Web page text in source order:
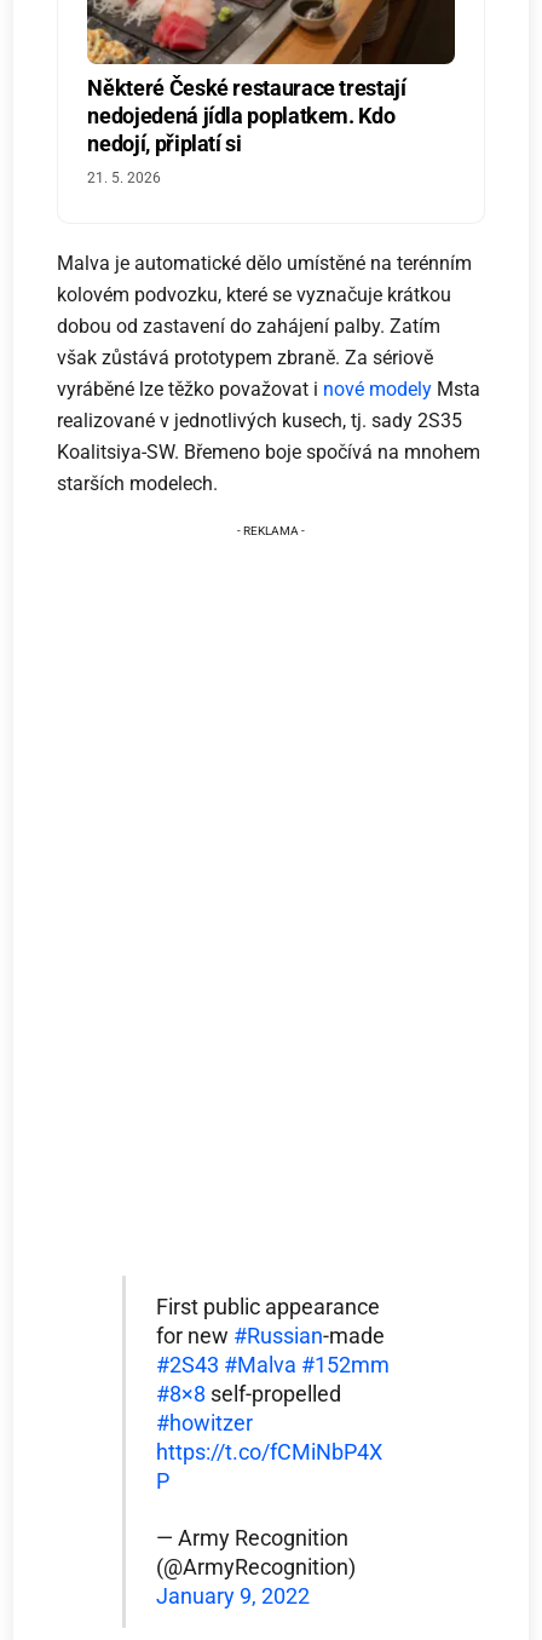
Některé České restaurace trestají
nedojedená jídla poplatkem. Kdo
nedojí, připlatí si
21. 5. 2026
Malva je automatické dělo umístěné na terénním
kolovém podvozku, které se vyznačuje krátkou
dobou od zastavení do zahájení palby. Zatím
však zůstává prototypem zbraně. Za sériově
vyráběné lze těžko považovat i nové modely Msta
realizované v jednotlivých kusech, tj. sady 2S35
Koalitsiya-SW. Břemeno boje spočívá na mnohem
starších modelech.
First public appearance
for new #Russian-made
#2S43 #Malva #152mm
#8×8 self-propelled
#howitzer
https://t.co/fCMiNbP4X
P
— Army Recognition
(@ArmyRecognition)
January 9, 2022